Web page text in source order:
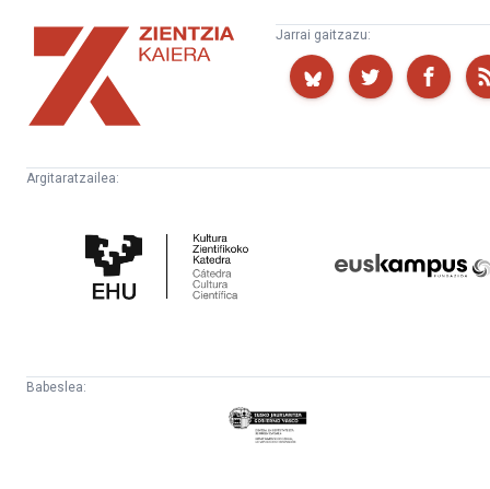
Zientzia
Kaiera
Jarrai gaitzazu:
Argitaratzailea:
Zientifikoko
Katedra
Babeslea:
Eusko
Jaurlaritza